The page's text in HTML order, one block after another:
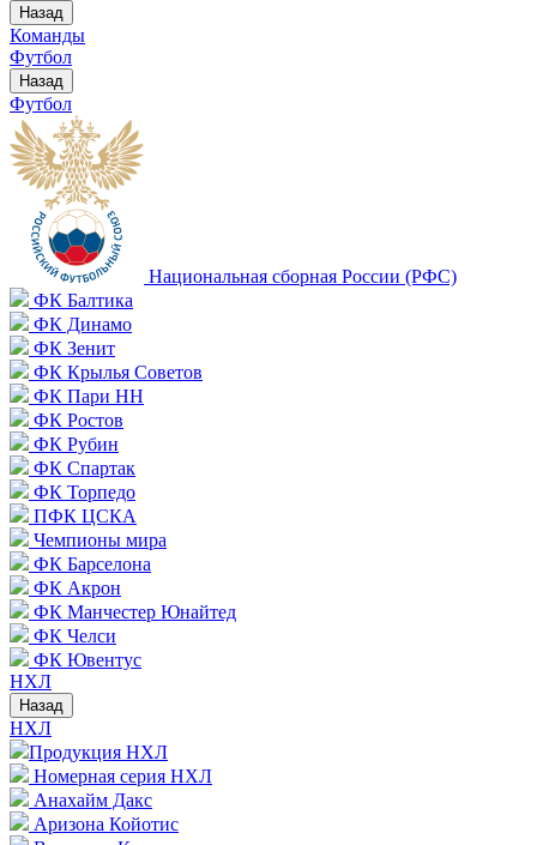
Назад
Команды
Футбол
Назад
Футбол
Национальная сборная России (РФС)
ФК Балтика
ФК Динамо
ФК Зенит
ФК Крылья Советов
ФК Пари НН
ФК Ростов
ФК Рубин
ФК Спартак
ФК Торпедо
ПФК ЦСКА
Чемпионы мира
ФК Барселона
ФК Акрон
ФК Манчестер Юнайтед
ФК Челси
ФК Ювентус
НХЛ
Назад
НХЛ
Продукция НХЛ
Номерная серия НХЛ
Анахайм Дакс
Аризона Койотис